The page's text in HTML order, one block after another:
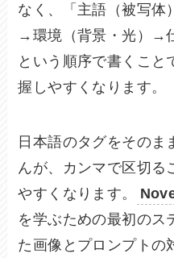
なく、「主語（被写体
→環境（背景・光）→
という順序で書くこと
握しやすくなります。
日本語のタグをそのま
んが、カンマで区切る
やすくなります。
を学ぶための最初のス
た画像とプロンプトの